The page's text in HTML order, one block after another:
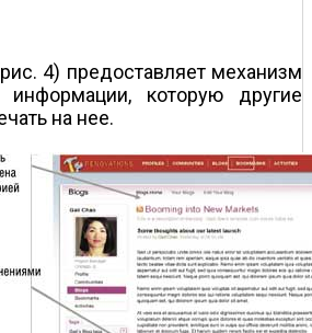
4) предоставляет механизм
которую другие
на нее.